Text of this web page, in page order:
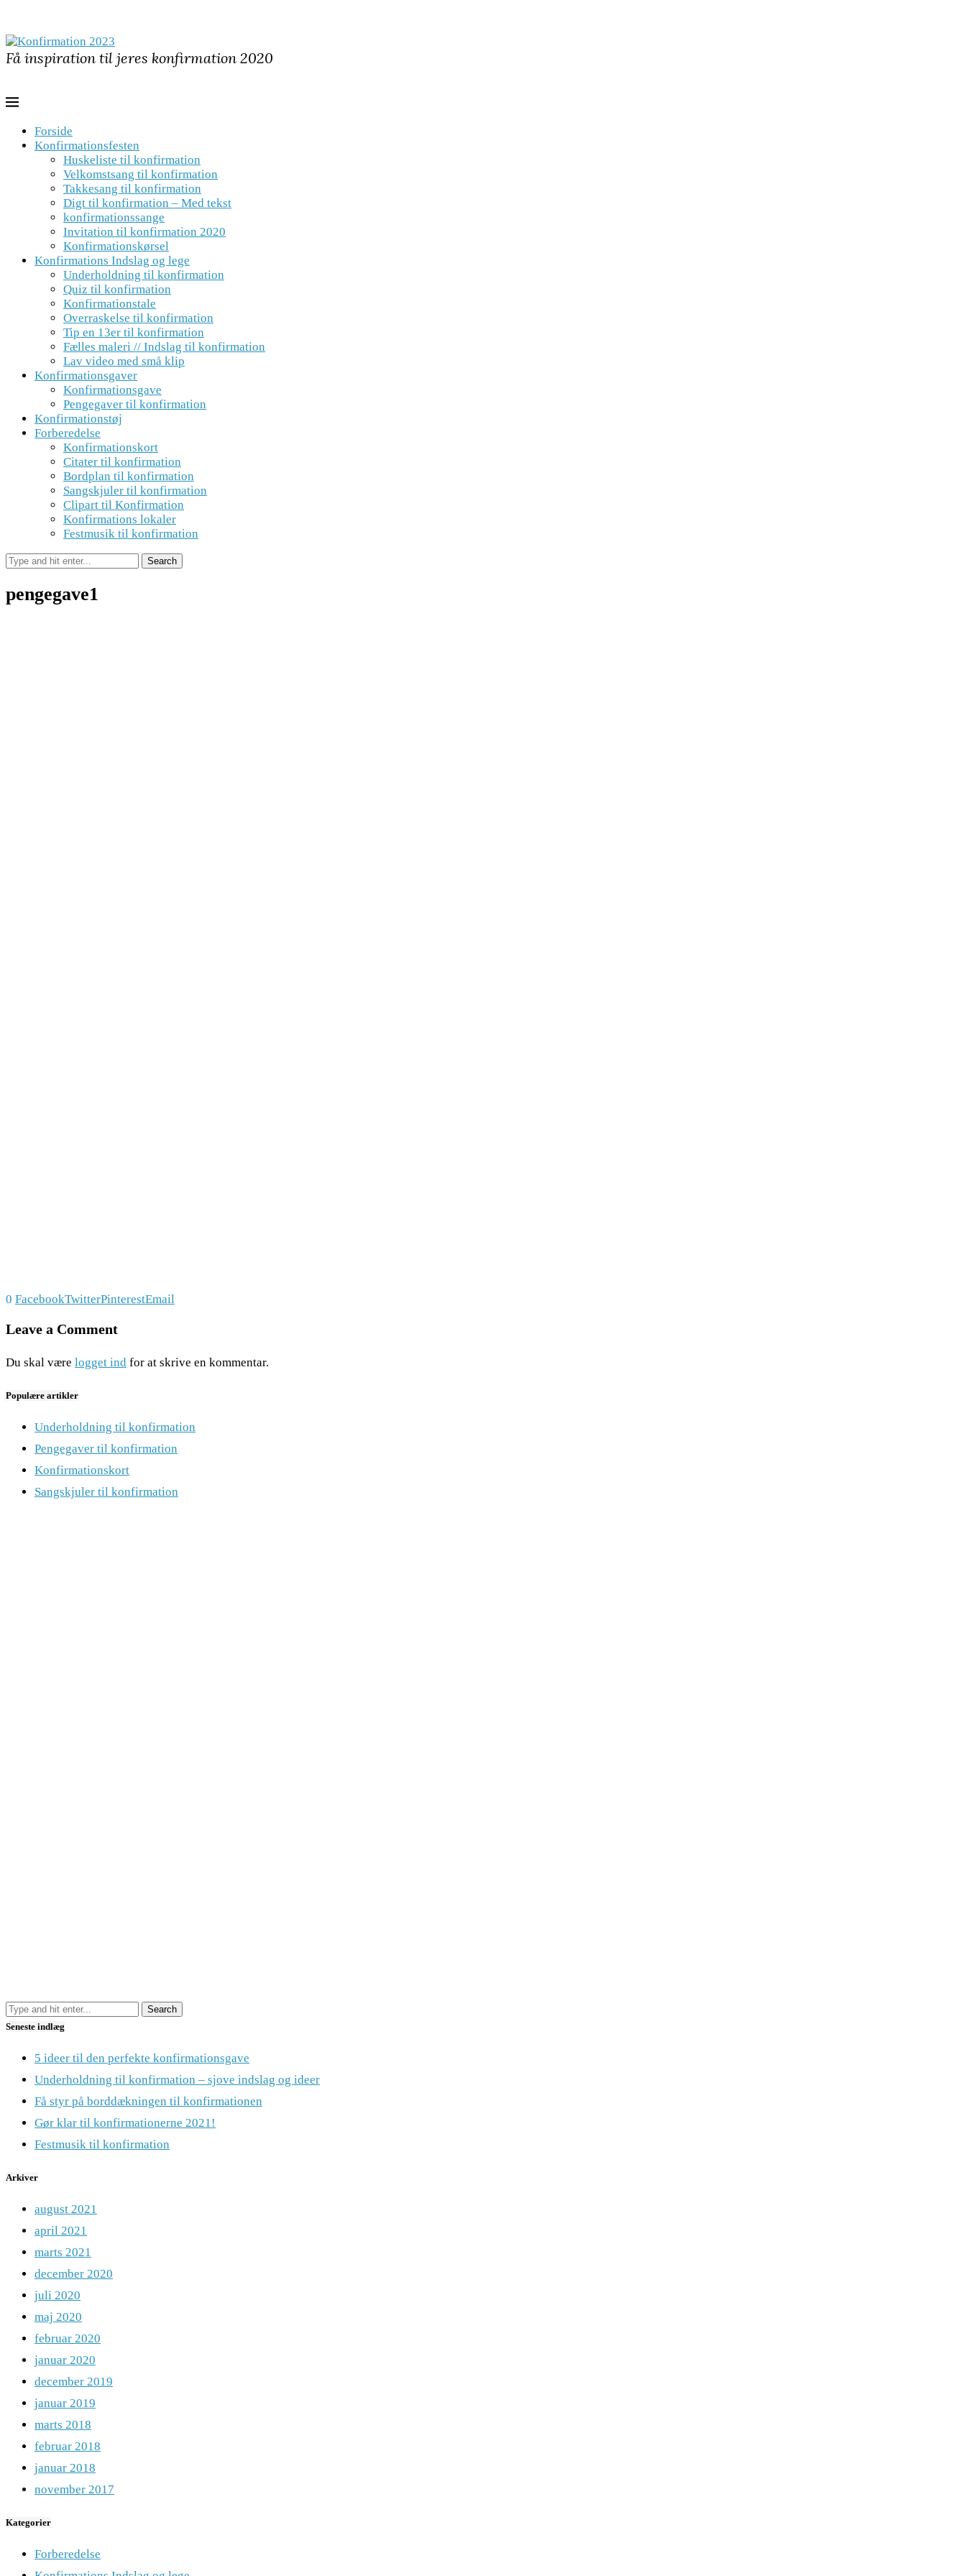
Få inspiration til jeres konfirmation 2020
Forside
Konfirmationsfesten
Huskeliste til konfirmation
Velkomstsang til konfirmation
Takkesang til konfirmation
Digt til konfirmation – Med tekst
konfirmationssange
Invitation til konfirmation 2020
Konfirmationskørsel
Konfirmations Indslag og lege
Underholdning til konfirmation
Quiz til konfirmation
Konfirmationstale
Overraskelse til konfirmation
Tip en 13er til konfirmation
Fælles maleri // Indslag til konfirmation
Lav video med små klip
Konfirmationsgaver
Konfirmationsgave
Pengegaver til konfirmation
Konfirmationstøj
Forberedelse
Konfirmationskort
Citater til konfirmation
Bordplan til konfirmation
Sangskjuler til konfirmation
Clipart til Konfirmation
Konfirmations lokaler
Festmusik til konfirmation
pengegave1
0 FacebookTwitterPinterestEmail
Leave a Comment
Du skal være logget ind for at skrive en kommentar.
Populære artikler
Underholdning til konfirmation
Pengegaver til konfirmation
Konfirmationskort
Sangskjuler til konfirmation
Seneste indlæg
5 ideer til den perfekte konfirmationsgave
Underholdning til konfirmation – sjove indslag og ideer
Få styr på borddækningen til konfirmationen
Gør klar til konfirmationerne 2021!
Festmusik til konfirmation
Arkiver
august 2021
april 2021
marts 2021
december 2020
juli 2020
maj 2020
februar 2020
januar 2020
december 2019
januar 2019
marts 2018
februar 2018
januar 2018
november 2017
Kategorier
Forberedelse